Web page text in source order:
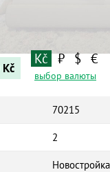
Kč
Kč ₽ $ €
выбор валюты
70215
2
Новостройка